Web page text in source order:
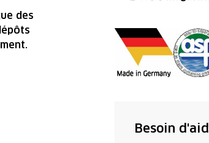
Besoin
des